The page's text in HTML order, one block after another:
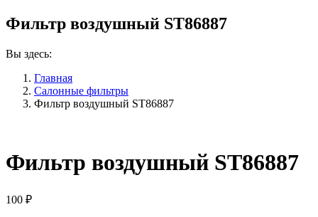
Фильтр воздушный ST86887
Вы здесь:
Главная
Салонные фильтры
Фильтр воздушный ST86887
Фильтр воздушный ST86887
100 ₽